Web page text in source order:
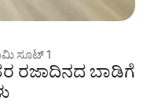
ಸೂಟ್ 1
ರಜಾದಿನದ ಬಾಡಿಗೆ